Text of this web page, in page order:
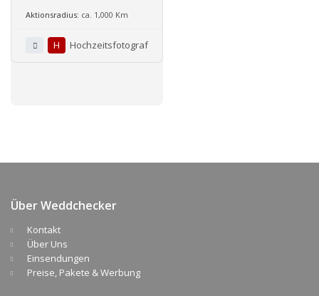
Aktionsradius: ca. 1,000 Km
H Hochzeitsfotograf
Über Weddchecker
Kontakt
Über Uns
Einsendungen
Preise, Pakete & Werbung